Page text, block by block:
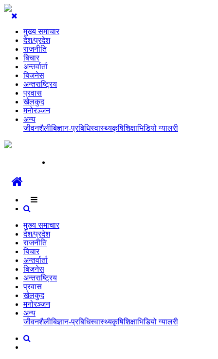
मुख्य समाचार
देश/प्रदेश
राजनीति
बिचार
अन्तर्वार्ता
बिजनेस
अन्तराष्ट्रिय
प्रवास
खेलकुद
मनोरञ्जन
अन्य
जीवनशैलीबिज्ञान-प्रबिधिस्वास्थ्यकृषिशिक्षाभिडियो ग्यालरी
मुख्य समाचार
देश/प्रदेश
राजनीति
बिचार
अन्तर्वार्ता
बिजनेस
अन्तराष्ट्रिय
प्रवास
खेलकुद
मनोरञ्जन
अन्य
जीवनशैलीबिज्ञान-प्रबिधिस्वास्थ्यकृषिशिक्षाभिडियो ग्यालरी